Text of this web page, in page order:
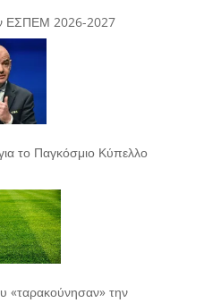
ΕΣΠΕΜ 2026-2027
το Παγκόσμιο Κύπελλο
«ταρακούνησαν» την